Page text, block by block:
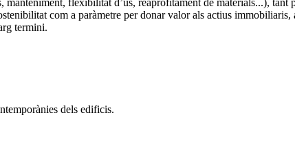
flexibilitat d’ús, reaprofitament de materials...), tant
com a paràmetre per donar valor als actius
termini.
dels edificis.